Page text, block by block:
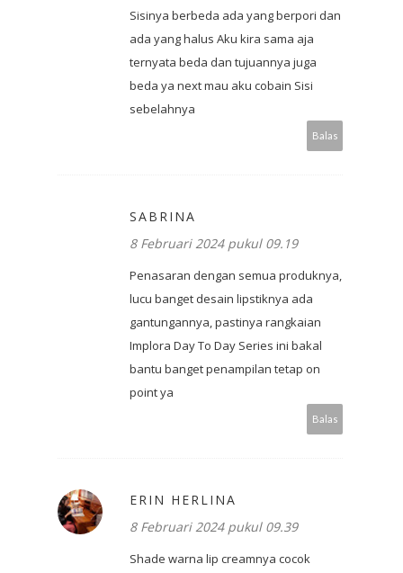
Sisinya berbeda ada yang berpori dan
ada yang halus Aku kira sama aja
ternyata beda dan tujuannya juga
beda ya next mau aku cobain Sisi
sebelahnya
Balas
SABRINA
8 Februari 2024 pukul 09.19
Penasaran dengan semua produknya,
lucu banget desain lipstiknya ada
gantungannya, pastinya rangkaian
Implora Day To Day Series ini bakal
bantu banget penampilan tetap on
point ya
Balas
ERIN HERLINA
8 Februari 2024 pukul 09.39
Shade warna lip creamnya cocok